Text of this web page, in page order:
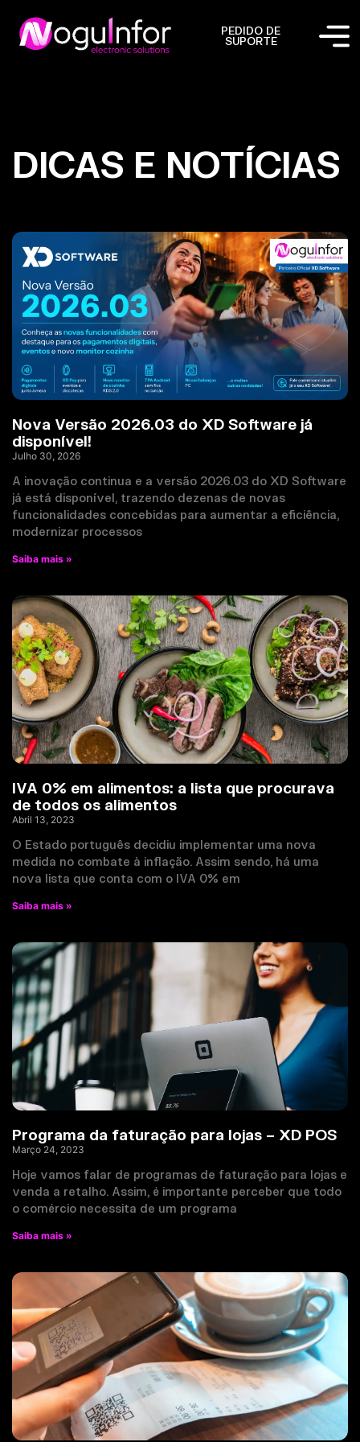
PEDIDO DE
SUPORTE
DICAS E NOTÍCIAS
Nova Versão 2026.03 do XD Software já
disponível!
Julho 30, 2026
A inovação continua e a versão 2026.03 do XD Software
já está disponível, trazendo dezenas de novas
funcionalidades concebidas para aumentar a eficiência,
modernizar processos
Saiba mais »
IVA 0% em alimentos: a lista que procurava
de todos os alimentos
Abril 13, 2023
O Estado português decidiu implementar uma nova
medida no combate à inflação. Assim sendo, há uma
nova lista que conta com o IVA 0% em
Saiba mais »
Programa da faturação para lojas – XD POS
Março 24, 2023
Hoje vamos falar de programas de faturação para lojas e
venda a retalho. Assim, é importante perceber que todo
o comércio necessita de um programa
Saiba mais »